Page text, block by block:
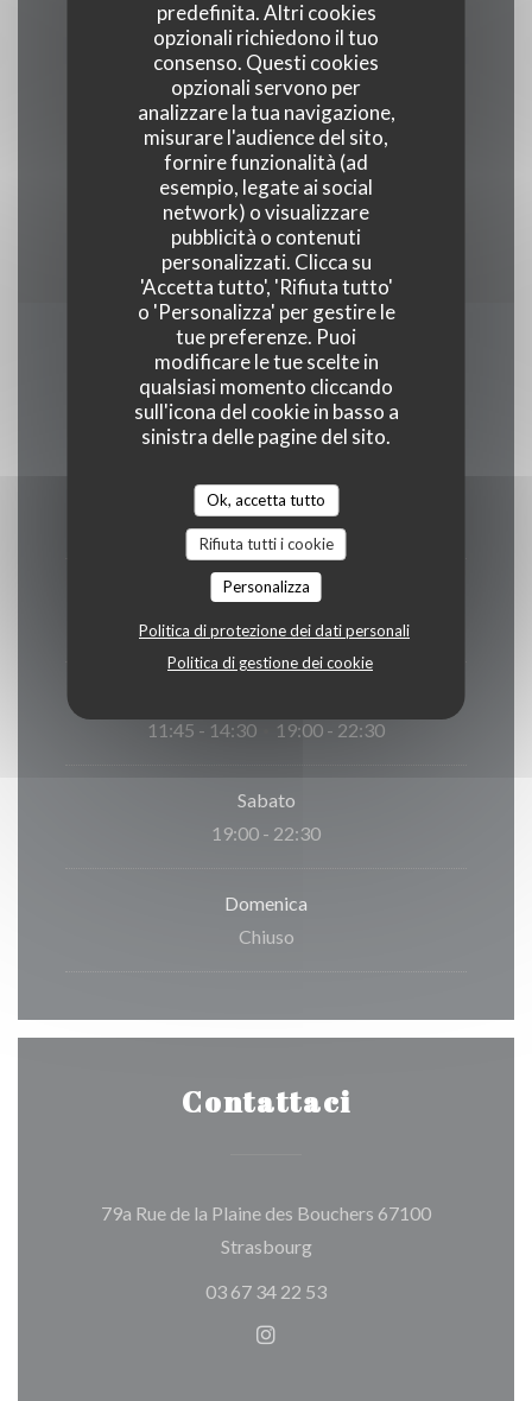
predefinita. Altri cookies
opzionali richiedono il tuo
consenso. Questi cookies
opzionali servono per
analizzare la tua navigazione,
misurare l'audience del sito,
fornire funzionalità (ad
esempio, legate ai social
network) o visualizzare
pubblicità o contenuti
personalizzati. Clicca su
'Accetta tutto', 'Rifiuta tutto'
o 'Personalizza' per gestire le
tue preferenze. Puoi
modificare le tue scelte in
qualsiasi momento cliccando
sull'icona del cookie in basso a
sinistra delle pagine del sito.
Ok, accetta tutto
Rifiuta tutti i cookie
Personalizza
Politica di protezione dei dati personali
Politica di gestione dei cookie
Metodo di pagamento
Bancomat, American Express, Buoni vacanza,
Contanti, Titoli Restaurant, Eurocard /
Mastercard, Contactless Payment, Sodexo
Assegno, Buoni pasto, Apple Pay, Senza contatto,
Amex, Assegni vacanza digitali, Ticket ristorante
digitalizzato
Orari
Lun-Mer
11:45 - 14:30
Giovedi
11:45 - 14:30 • 18:00 - 22:30
11:45 - 14:30
19:00 - 22:30
Sabato
19:00 - 22:30
Domenica
Chiuso
Contattaci
79a Rue de la Plaine des Bouchers 67100
Strasbourg((apre una nuova finestra))
03 67 34 22 53
Instagram ((apre una nuova